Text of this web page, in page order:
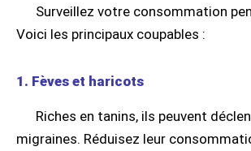
Surveillez votre consommation
Voici les principaux coupables :
1. Fèves et haricots
Riches en tanins, ils peuvent
migraines. Réduisez leur